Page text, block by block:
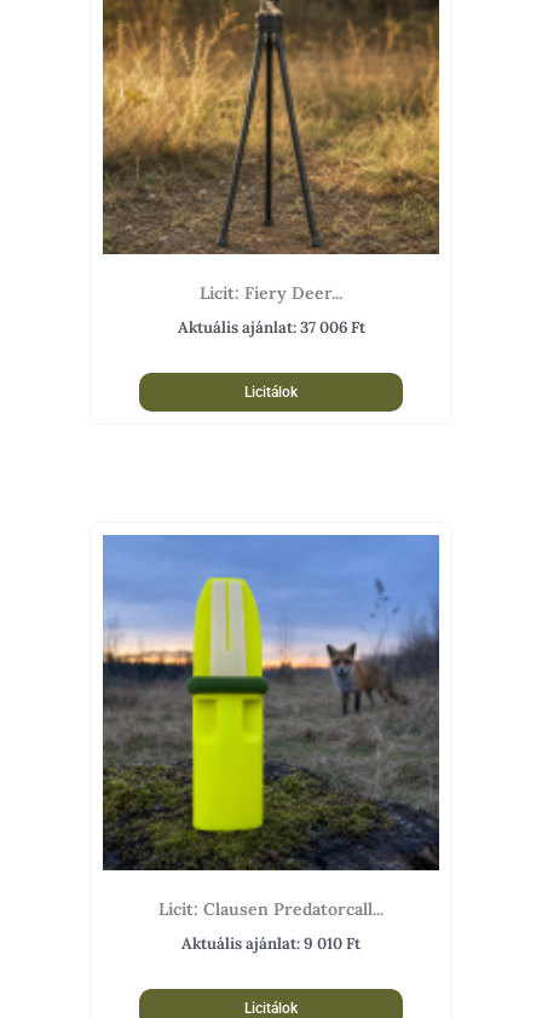
Licit: Fiery Deer...
Aktuális ajánlat:37 006Ft
Licitálok
Licit: Clausen Predatorcall...
Aktuális ajánlat:9 010Ft
Licitálok